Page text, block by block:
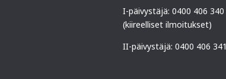
I-päivystäjä: 0400 406 340
(kiireelliset ilmoitukset)
II-päivystäjä: 0400 406 341